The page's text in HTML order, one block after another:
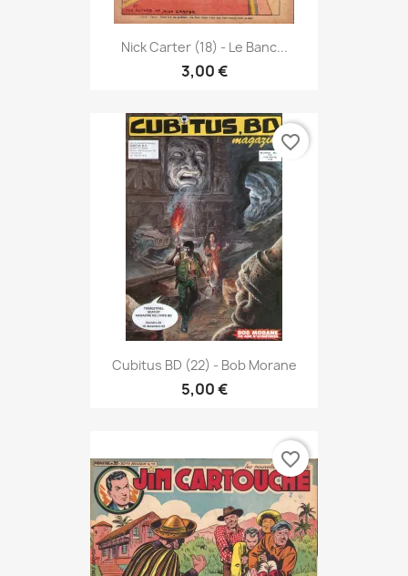
Nick Carter (18) - Le Banc...
3,00 €
Cubitus BD (22) - Bob Morane
5,00 €
favorite_border
favorite_border